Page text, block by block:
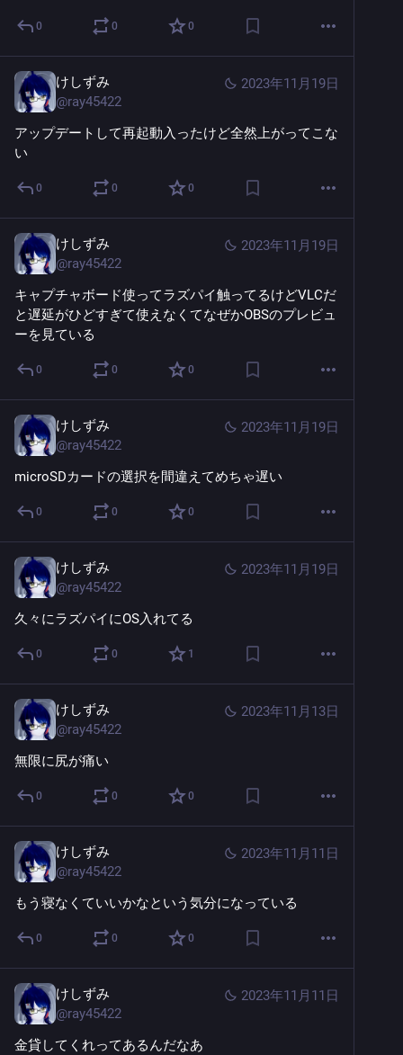
0 0 0
2023年11月19日
けしずみ
@ray45422
アップデートして再起動入ったけど全然上がってこな
い
0 0 0
2023年11月19日
けしずみ
@ray45422
キャプチャボード使ってラズパイ触ってるけどVLCだ
と遅延がひどすぎて使えなくてなぜかOBSのプレビュ
ーを見ている
0 0 0
2023年11月19日
けしずみ
@ray45422
microSDカードの選択を間違えてめちゃ遅い
0 0 0
2023年11月19日
けしずみ
@ray45422
久々にラズパイにOS入れてる
0 0 1
2023年11月13日
けしずみ
@ray45422
無限に尻が痛い
0 0 0
2023年11月11日
けしずみ
@ray45422
もう寝なくていいかなという気分になっている
0 0 0
2023年11月11日
けしずみ
@ray45422
金貸してくれってあるんだなあ